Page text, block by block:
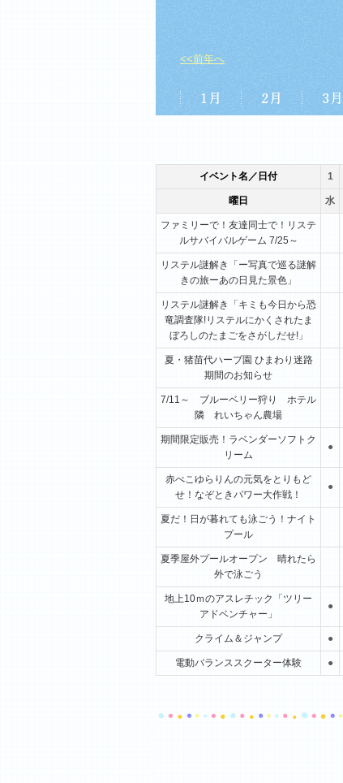
<<前年へ
イベント名／日付 1
曜日 水
ファミリーで！友達同士で！リステ
ルサバイバルゲーム 7/25～
リステル謎解き「ー写真で巡る謎解
きの旅ーあの日見た景色」
リステル謎解き「キミも今日から恐
竜調査隊!リステルにかくされたま
ぼろしのたまごをさがしだせ!」
夏・猪苗代ハーブ園 ひまわり迷路
期間のお知らせ
7/11～ ブルーベリー狩り ホテル
隣 れいちゃん農場
期間限定販売！ラベンダーソフトク
リーム
●
赤べこゆらりんの元気をとりもど
せ！なぞときパワー大作戦！
●
夏だ！日が暮れても泳ごう！ナイト
プール
夏季屋外プールオープン 晴れたら
外で泳ごう
地上10ｍのアスレチック「ツリー
アドベンチャー」
●
クライム＆ジャンプ ●
電動バランススクーター体験 ●